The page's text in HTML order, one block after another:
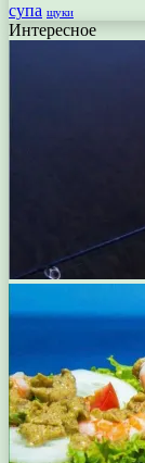
супа щуки
Интересное